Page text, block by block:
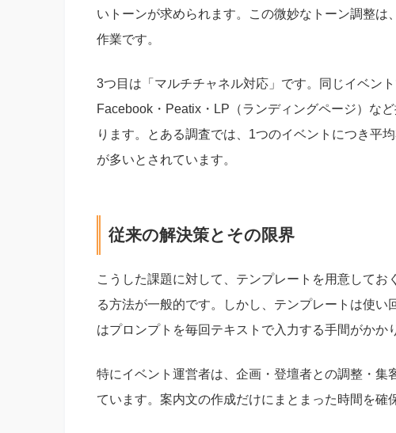
いトーンが求められます。この微妙なトーン調整
作業です。
3つ目は「マルチチャネル対応」です。同じイベン
Facebook・Peatix・LP（ランディングページ）な
ります。とある調査では、1つのイベントにつき平
が多いとされています。
従来の解決策とその限界
こうした課題に対して、テンプレートを用意して
る方法が一般的です。しかし、テンプレートは使い
はプロンプトを毎回テキストで入力する手間がかか
特にイベント運営者は、企画・登壇者との調整・
ています。案内文の作成だけにまとまった時間を確